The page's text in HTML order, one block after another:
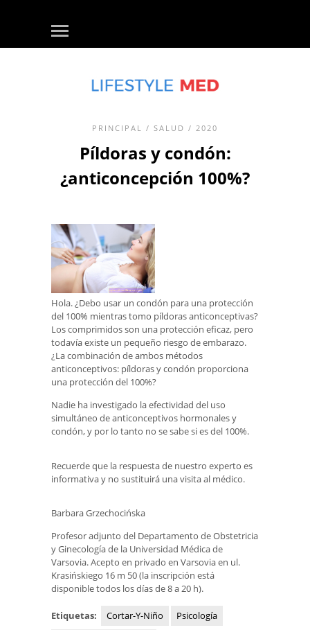
PRINCIPAL / SALUD / 2020
Píldoras y condón:
¿anticoncepción 100%?
Hola. ¿Debo usar un condón para una protección
del 100% mientras tomo píldoras anticonceptivas?
Los comprimidos son una protección eficaz, pero
todavía existe un pequeño riesgo de embarazo.
¿La combinación de ambos métodos
anticonceptivos: píldoras y condón proporciona
una protección del 100%?
Nadie ha investigado la efectividad del uso
simultáneo de anticonceptivos hormonales y
condón, y por lo tanto no se sabe si es del 100%.
Recuerde que la respuesta de nuestro experto es
informativa y no sustituirá una visita al médico.
Barbara Grzechocińska
Profesor adjunto del Departamento de Obstetricia
y Ginecología de la Universidad Médica de
Varsovia. Acepto en privado en Varsovia en ul.
Krasińskiego 16 m 50 (la inscripción está
disponible todos los días de 8 a 20 h).
Etiquetas: Cortar-Y-Niño
Psicología